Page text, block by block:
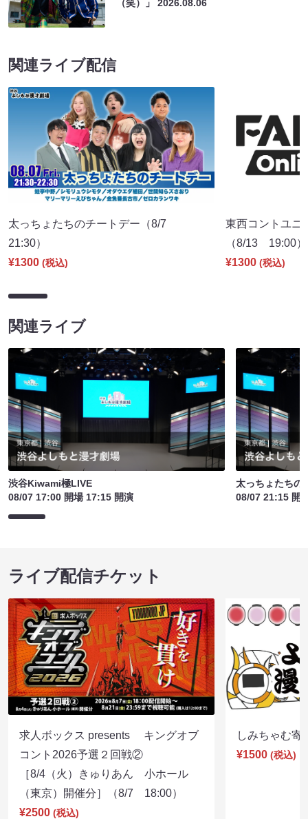
（笑）」2026.08.06
関連ライブ配信
太っちょたちのチートデー（8/7
21:30）
¥1300 (税込)
東西コントユニ
（8/13 19:00）
¥1300 (税込)
関連ライブ
渋谷Kiwami極LIVE
08/07 17:00 開場 17:15 開演
太っちょたちの
08/07 21:15 開
ライブ配信チケット
求人ボックス presents キングオブ
コント2026予選２回戦②
［8/4（火）きゅりあん 小ホール
（東京）開催分］（8/7 18:00）
¥2500 (税込)
しみちゃむ
¥1500 (税込)